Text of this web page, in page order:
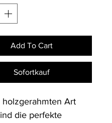
Add To Cart
Sofortkauf
holzgerahmten Art
die perfekte